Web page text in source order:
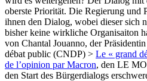
oberste Priorität. Die Regierung und
ihnen den Dialog, wobei dieser sich
bisher keine wirkliche Organisaiton
von Chantal Jouanno, der
débat public (CNDP) > Le « grand
de l’opinion par Macron, den LE
den Start des Bürgerdialogs